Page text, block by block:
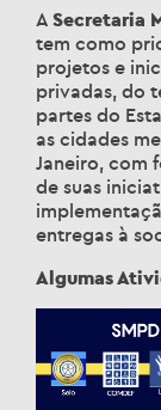
A Secretaria
tem como
projetos e
privadas, do
partes do
as cidades
Janeiro, com
de suas
entregas à
Algumas